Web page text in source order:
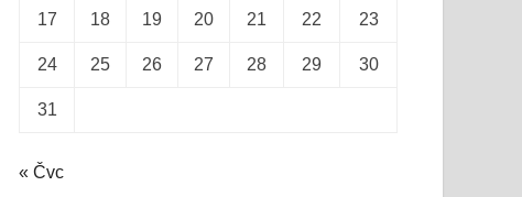
17 18 19 20 21 22 23
24 25 26 27 28 29 30
31
« Čvc